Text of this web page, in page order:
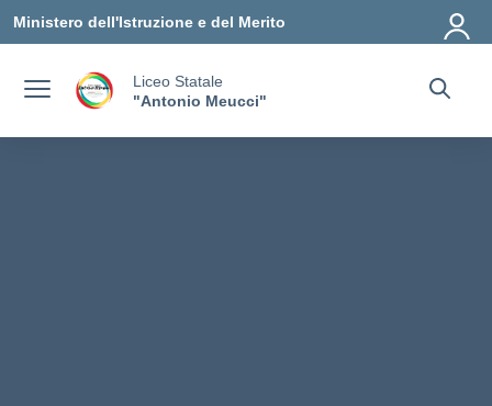
Vai ai contenuti
Vai al menu di navigazione
Vai al footer
Ministero dell'Istruzione e del Merito
Liceo Statale
"Antonio Meucci"